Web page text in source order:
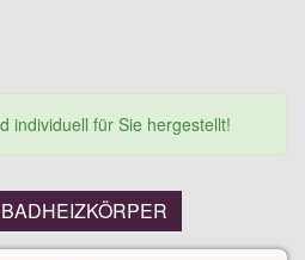
individuell für Sie hergestellt!